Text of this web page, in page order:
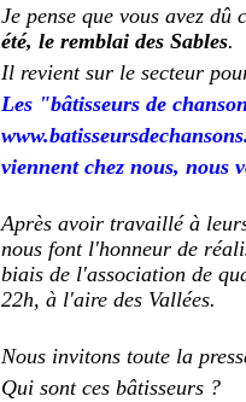
Je pense que vous avez dû
été, le remblai des Sables.
Il revient sur le secteur
Les "bâtisseurs de
viennent chez nous, nous
Après avoir travaillé à
nous font l'honneur de
biais de l'association de
22h, à l'aire des Vallées.
Nous invitons toute la
Qui sont ces bâtisseurs ?